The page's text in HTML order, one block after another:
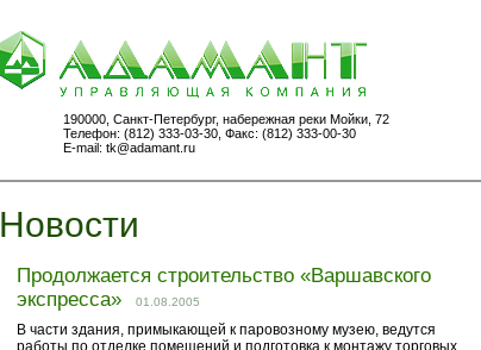
190000, Санкт-Петербург, набережная реки Мойки, 72
Телефон: (812) 333-03-30, Факс: (812) 333-00-30
E-mail: tk@adamant.ru
Новости
Продолжается строительство «Варшавского
экспресса»
01.08.2005
В части здания, примыкающей к паровозному музею, ведутся
работы по отделке помещений и подготовка к монтажу торговых